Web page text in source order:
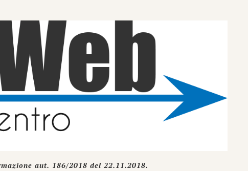
aut. 186/2018 del 22.11.2018.